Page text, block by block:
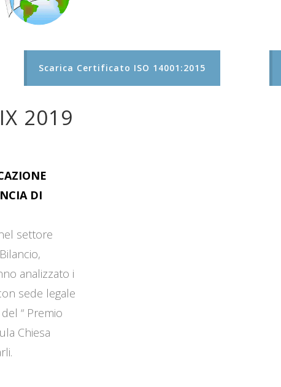
Scarica Certificato ISO 14001:2015
2019
DI
settore
analizzato i
sede legale
“ Premio
Chiesa